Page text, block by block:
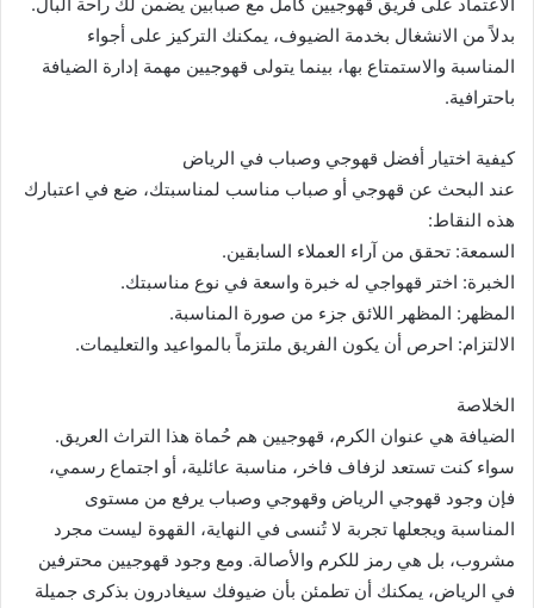
بدلاً من الانشغال بخدمة الضيوف، يمكنك التركيز على أجواء
المناسبة والاستمتاع بها، بينما يتولى قهوجيين مهمة إدارة الضيافة
باحترافية.
كيفية اختيار أفضل قهوجي وصباب في الرياض
عند البحث عن قهوجي أو صباب مناسب لمناسبتك، ضع في اعتبارك
هذه النقاط:
السمعة: تحقق من آراء العملاء السابقين.
الخبرة: اختر قهواجي له خبرة واسعة في نوع مناسبتك.
المظهر: المظهر اللائق جزء من صورة المناسبة.
الالتزام: احرص أن يكون الفريق ملتزماً بالمواعيد والتعليمات.
الخلاصة
الضيافة هي عنوان الكرم، قهوجيين هم حُماة هذا التراث العريق.
سواء كنت تستعد لزفاف فاخر، مناسبة عائلية، أو اجتماع رسمي،
فإن وجود قهوجي الرياض وقهوجي وصباب يرفع من مستوى
المناسبة ويجعلها تجربة لا تُنسى في النهاية، القهوة ليست مجرد
مشروب، بل هي رمز للكرم والأصالة. ومع وجود قهوجيين محترفين
في الرياض، يمكنك أن تطمئن بأن ضيوفك سيغادرون بذكرى جميلة